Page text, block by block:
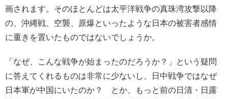
画されます。そのほとんどは太平洋戦争の真珠湾攻撃以降
の、沖縄戦、空襲、原爆といったような日本の被害者感情
に重きを置いたものではないでしょうか。
「なぜ、こんな戦争が始まったのだろうか？」という疑問
に答えてくれるものは非常に少ないし、日中戦争ではなぜ
日本軍が中国にいたのか？ とか、もっと前の日清・日露